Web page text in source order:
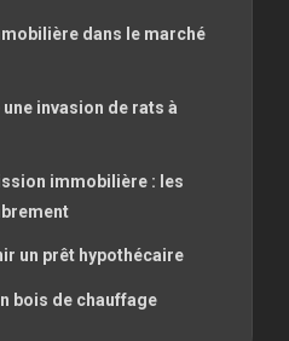
dans le marché
invasion de rats à
immobilière : les
un prêt hypothécaire
bois de chauffage